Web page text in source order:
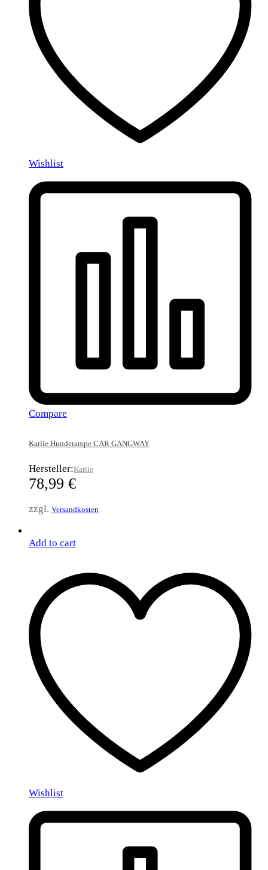
Wishlist
Compare
Karlie Hunderampe CAR GANGWAY
Hersteller:Karlie
78,99 €
zzgl. Versandkosten
Add to cart
Wishlist